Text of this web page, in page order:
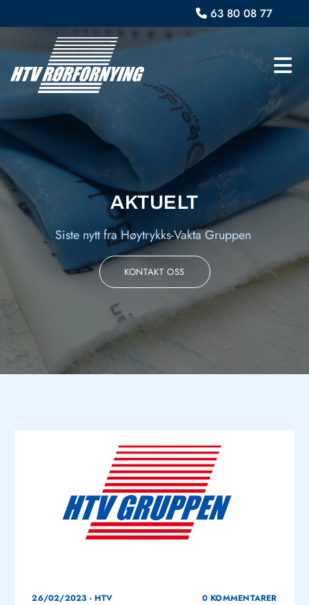
 63 80 08 77
AKTUELT
Siste nytt fra Høytrykks-Vakta Gruppen
KONTAKT OSS
26/02/2023 -HTV 0 KOMMENTARER